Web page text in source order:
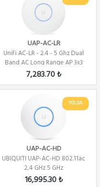
UAP-AC-LR
UniFi AC-LR - 2.4 - 5 Ghz Dual
Band AC Long Range AP 3x3
MiMo
7,283.70 ₺
YOLDA
UAP-AC-HD
UBIQUITI UAP-AC-HD 802.11ac
2,4 GHz 5 GHz
16,995.30 ₺